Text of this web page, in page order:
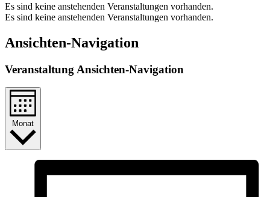
Es sind keine anstehenden Veranstaltungen vorhanden.
Es sind keine anstehenden Veranstaltungen vorhanden.
Ansichten-Navigation
Veranstaltung Ansichten-Navigation
Monat